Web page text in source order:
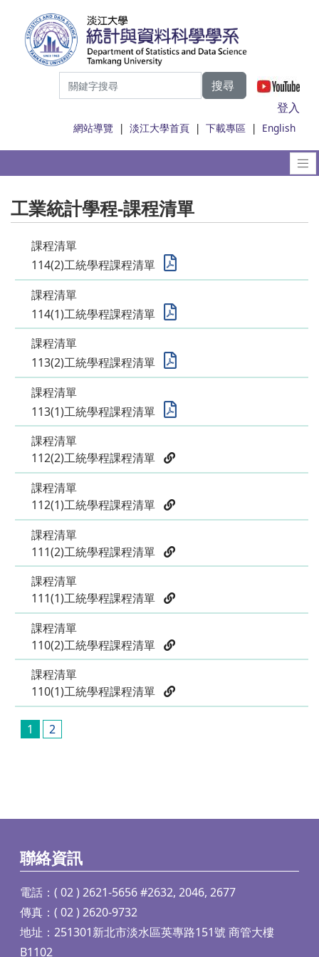
搜尋
登入
網站導覽 |淡江大學首頁 |下載專區 | English
工業統計學程-課程清單
課程清單
114(2)工統學程課程清單
課程清單
114(1)工統學程課程清單
課程清單
113(2)工統學程課程清單
課程清單
113(1)工統學程課程清單
課程清單
112(2)工統學程課程清單
課程清單
112(1)工統學程課程清單
課程清單
111(2)工統學程課程清單
課程清單
111(1)工統學程課程清單
課程清單
110(2)工統學程課程清單
課程清單
110(1)工統學程課程清單
1 2
聯絡資訊
電話：( 02 ) 2621-5656 #2632, 2046, 2677
傳真：( 02 ) 2620-9732
地址：251301新北市淡水區英專路151號 商管大樓
B1102